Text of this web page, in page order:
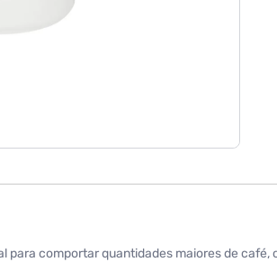
para comportar quantidades maiores de